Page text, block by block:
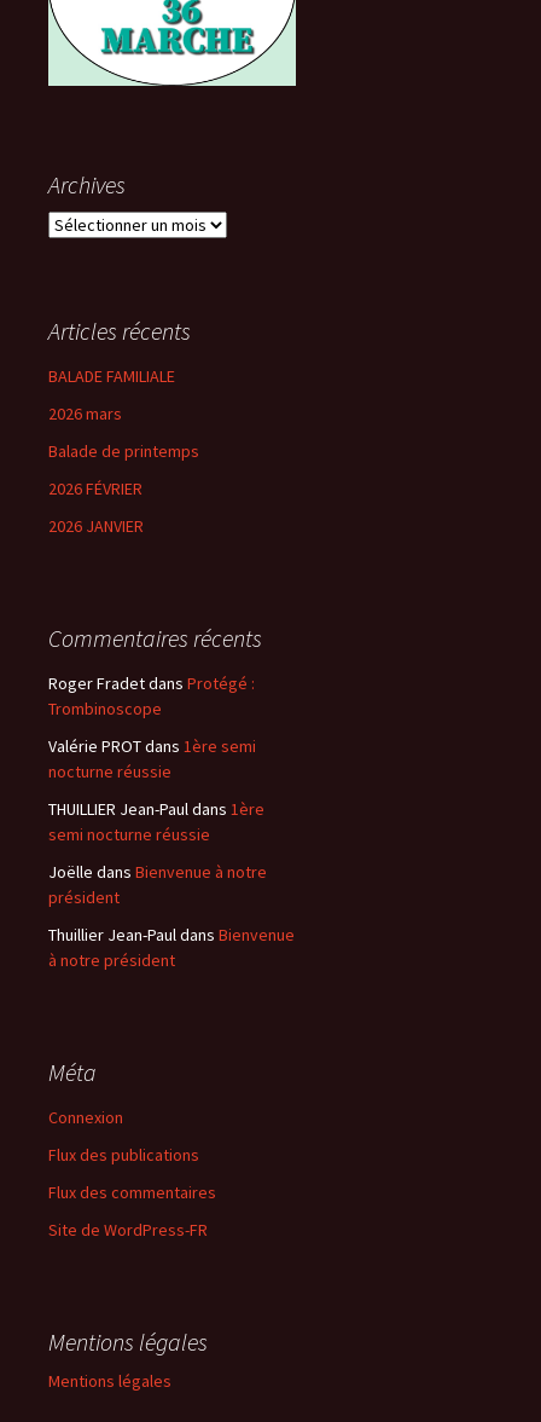
Archives
Archives
Articles récents
BALADE FAMILIALE
2026 mars
Balade de printemps
2026 FÉVRIER
2026 JANVIER
Commentaires récents
Roger Fradetdans Protégé :
Trombinoscope
Valérie PROTdans 1ère semi
nocturne réussie
THUILLIER Jean-Paul dans 1ère
semi nocturne réussie
Joëlle dans Bienvenue à notre
président
Thuillier Jean-Paul dans Bienvenue
à notre président
Méta
Connexion
Flux des publications
Flux des commentaires
Site de WordPress-FR
Mentions légales
Mentions légales